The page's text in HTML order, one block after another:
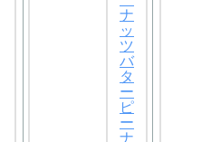
ナ
ッ
ツ
バ
タ
ー
ピ
ー
ナ